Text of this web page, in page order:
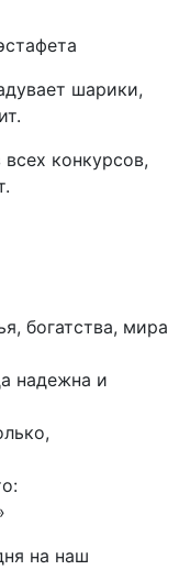
шарики,
конкурсов,
богатства, мира
надежна и
на наш